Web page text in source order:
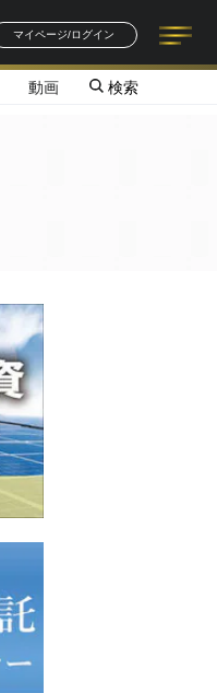
マイページ/ログイン
記事一覧
著者一覧
動画 検索